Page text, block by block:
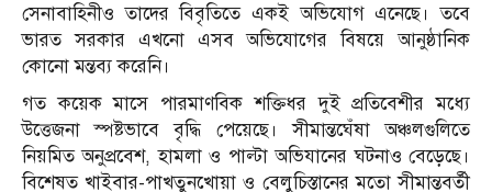
সেনাবাহিনীও তাদের বিবৃতিতে একই অভিযোগ এনেছে। তবে
ভারত সরকার এখনো এসব অভিযোগের বিষয়ে আনুষ্ঠানিক
কোনো মন্তব্য করেনি।
গত কয়েক মাসে পারমাণবিক শক্তিধর দুই প্রতিবেশীর মধ্যে
উত্তেজনা স্পষ্টভাবে বৃদ্ধি পেয়েছে। সীমান্তঘেঁষা অঞ্চলগুলিতে
নিয়মিত অনুপ্রবেশ, হামলা ও পাল্টা অভিযানের ঘটনাও বেড়েছে।
বিশেষত খাইবার-পাখতুনখোয়া ও বেলুচিস্তানের মতো সীমান্তবর্তী